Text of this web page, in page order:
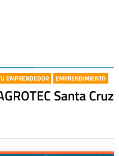
EMPRENDEDOR EMPRENDIMIENTO
Santa Cruz